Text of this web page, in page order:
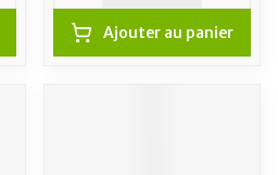
Ajouter au panier